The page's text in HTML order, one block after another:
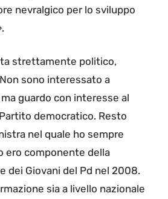
nevralgico per lo sviluppo
strettamente politico,
sono interessato a
guardo con interesse al
democratico. Resto
nel quale ho sempre
ero componente della
dei Giovani del Pd nel 2008.
sia a livello nazionale